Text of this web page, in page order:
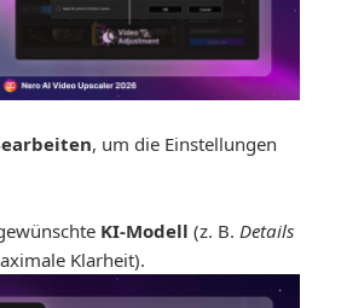
, um die Einstellungen
KI-Modell (z. B. Details
Klarheit).